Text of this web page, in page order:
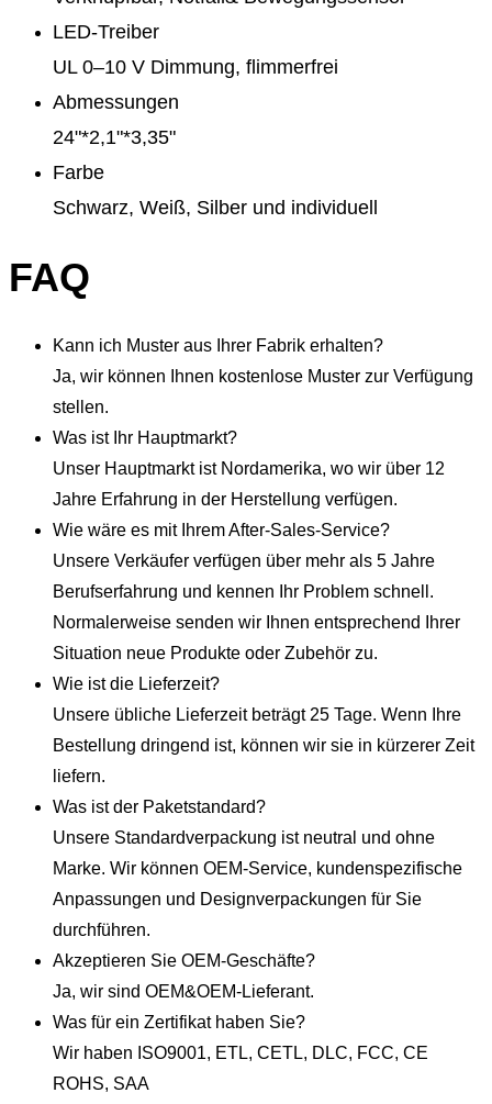
LED-Treiber
UL 0–10 V Dimmung, flimmerfrei
Abmessungen
24"*2,1"*3,35"
Farbe
Schwarz, Weiß, Silber und individuell
FAQ
Kann ich Muster aus Ihrer Fabrik erhalten?
Ja, wir können Ihnen kostenlose Muster zur Verfügung
stellen.
Was ist Ihr Hauptmarkt?
Unser Hauptmarkt ist Nordamerika, wo wir über 12
Jahre Erfahrung in der Herstellung verfügen.
Wie wäre es mit Ihrem After-Sales-Service?
Unsere Verkäufer verfügen über mehr als 5 Jahre
Berufserfahrung und kennen Ihr Problem schnell.
Normalerweise senden wir Ihnen entsprechend Ihrer
Situation neue Produkte oder Zubehör zu.
Wie ist die Lieferzeit?
Unsere übliche Lieferzeit beträgt 25 Tage. Wenn Ihre
Bestellung dringend ist, können wir sie in kürzerer Zeit
liefern.
Was ist der Paketstandard?
Unsere Standardverpackung ist neutral und ohne
Marke. Wir können OEM-Service, kundenspezifische
Anpassungen und Designverpackungen für Sie
durchführen.
Akzeptieren Sie OEM-Geschäfte?
Ja, wir sind OEM&OEM-Lieferant.
Was für ein Zertifikat haben Sie?
Wir haben ISO9001, ETL, CETL, DLC, FCC, CE
ROHS, SAA